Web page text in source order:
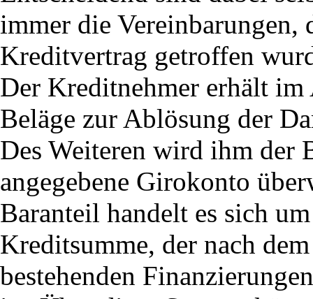
immer die Vereinbarungen,
Kreditvertrag getroffen
Der Kreditnehmer erhält im
Beläge zur Ablösung der
Des Weiteren wird ihm der
angegebene Girokonto
Baranteil handelt es sich
Kreditsumme, der nach
bestehenden